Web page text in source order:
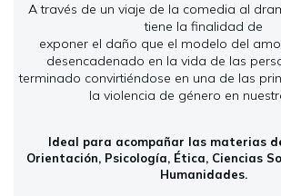
A través de un viaje de la comedia al
tiene la finalidad de
exponer el daño que el modelo del
desencadenado en la vida de las
terminado convirtiéndose en una de las
la violencia de género en
Ideal para acompañar las materias
Orientación, Psicología, Ética, Ciencias
Humanidades.